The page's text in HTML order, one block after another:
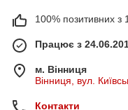
100% позитивних з
Працює з
м. Вінниця
Вінниця, вул.
Контакти